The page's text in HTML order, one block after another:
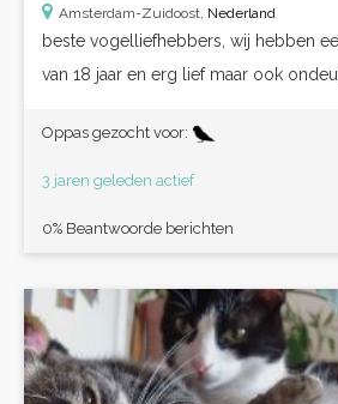
Amsterdam-Zuidoost, Nederland
beste vogelliefhebbers, wij hebben
van 18 jaar en erg lief maar ook
Oppas gezocht voor:
3 jaren geleden actief
0% Beantwoorde berichten